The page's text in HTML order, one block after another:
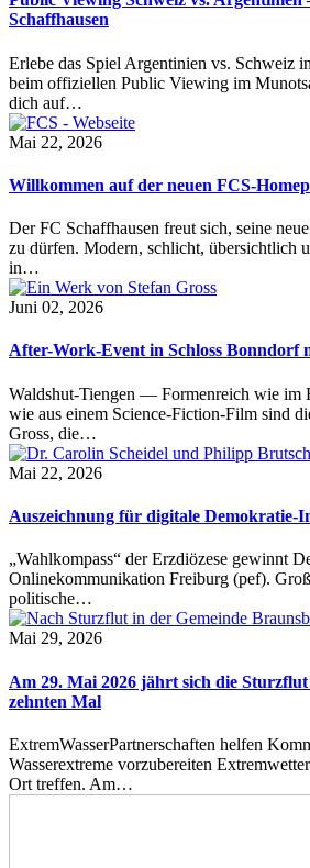
Schaffhausen
Erlebe das Spiel Argentinien vs. Schweiz
beim offiziellen Public Viewing im
dich auf…
Mai 22, 2026
Willkommen auf der neuen FCS-
Der FC Schaffhausen freut sich, seine
zu dürfen. Modern, schlicht, übersichtlich
in…
Juni 02, 2026
After-Work-Event in Schloss Bonndorf
Waldshut-Tiengen — Formenreich wie im
wie aus einem Science-Fiction-Film sind
Gross, die…
Mai 22, 2026
Auszeichnung für digitale Demokratie-
„Wahlkompass“ der Erzdiözese gewinnt
Onlinekommunikation Freiburg (pef).
politische…
Mai 29, 2026
Am 29. Mai 2026 jährt sich die
zehnten Mal
ExtremWasserPartnerschaften helfen
Wasserextreme vorzubereiten
Ort treffen. Am…